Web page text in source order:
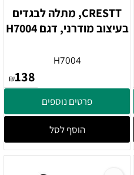
CRESTT, מתלה לבגדים
בעיצוב מודרני, דגם H7004
H7004
₪138
פרטים נוספים
הוסף לסל